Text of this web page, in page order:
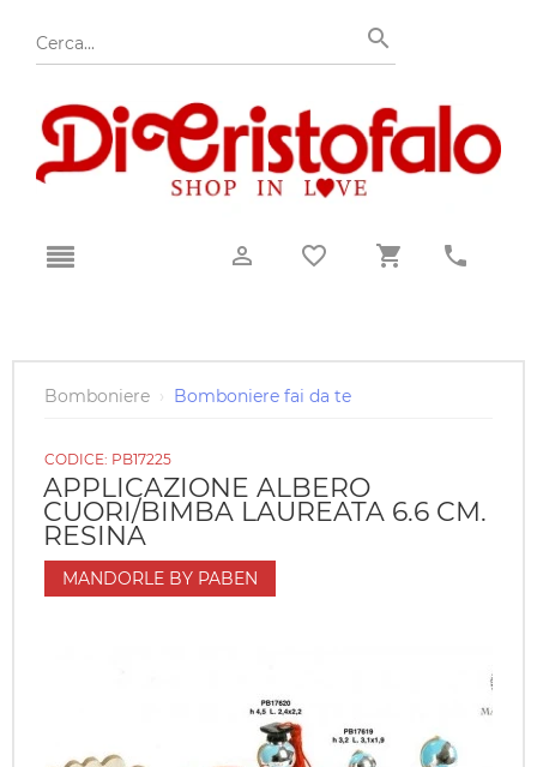
Bomboniere › Bomboniere fai da te
CODICE: PB17225
APPLICAZIONE ALBERO
CUORI/BIMBA LAUREATA 6.6 CM.
RESINA
MANDORLE BY PABEN